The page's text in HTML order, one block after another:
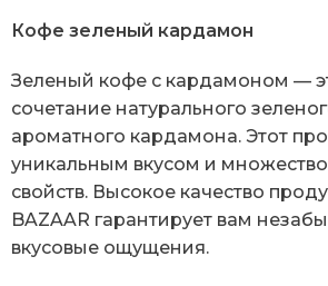
Кофе зеленый кардамон
Зеленый кофе с кардамоном —
сочетание натурального
ароматного кардамона. Этот
уникальным вкусом и
свойств. Высокое качество
BAZAAR гарантирует вам
вкусовые ощущения.